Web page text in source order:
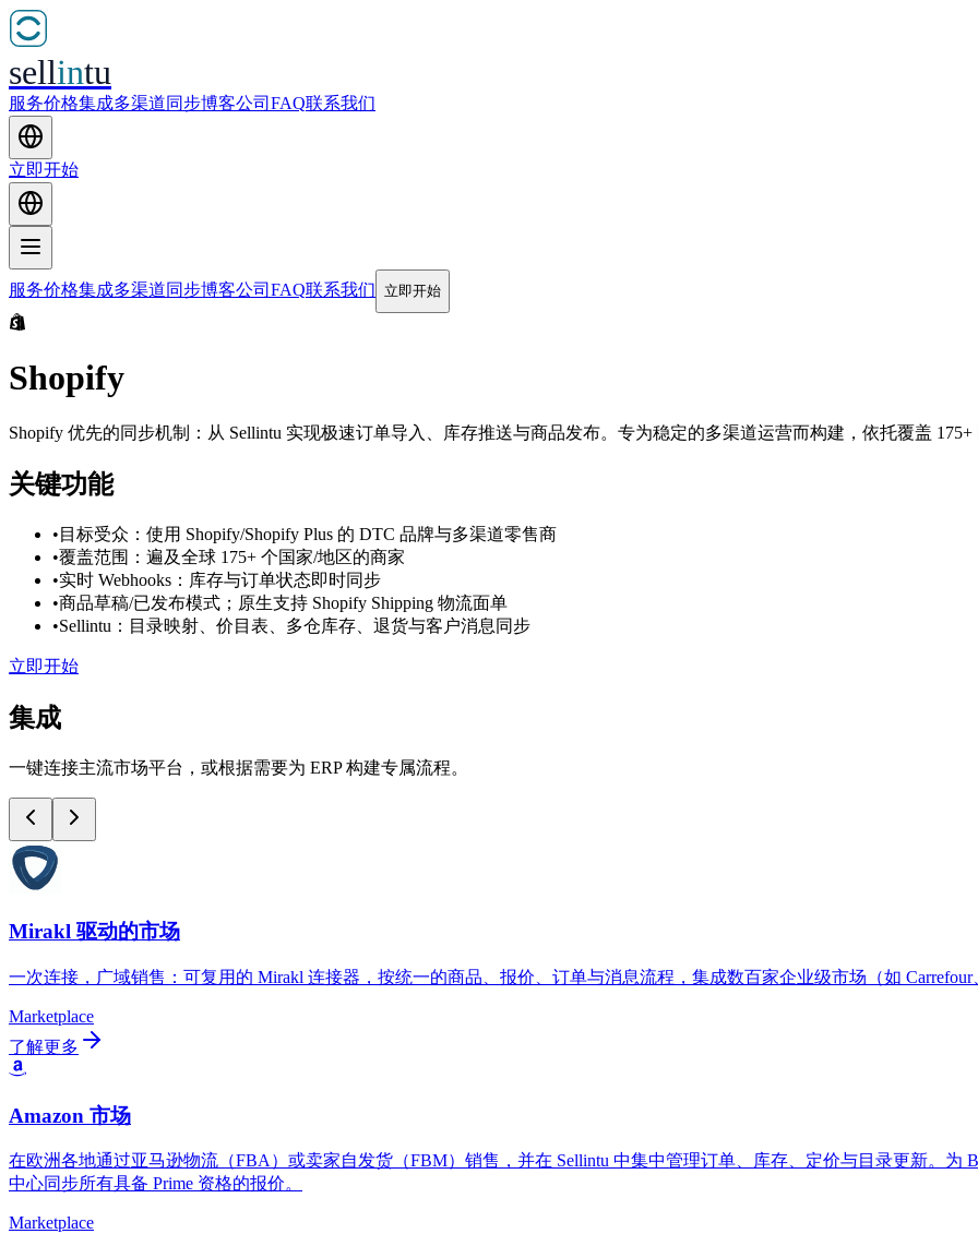
sellintu
服务价格集成多渠道同步博客公司 FAQ联系我们
立即开始
服务价格集成多渠道同步博客公司 FAQ联系我们 立即开始
Shopify
Shopify 优先的同步机制：从 Sellintu 实现极速订单导入、库存推送与商品发布。专为稳定的多渠道运营而构建，依托覆盖 175+
关键功能
• 目标受众：使用 Shopify/Shopify Plus 的 DTC 品牌与多渠道零售商
•覆盖范围：遍及全球 175+ 个国家/地区的商家
•实时 Webhooks：库存与订单状态即时同步
•商品草稿/已发布模式；原生支持 Shopify Shipping 物流面单
•Sellintu：目录映射、价目表、多仓库存、退货与客户消息同步
立即开始
集成
一键连接主流市场平台，或根据需要为 ERP 构建专属流程。
Mirakl 驱动的市场
一次连接，广域销售：可复用的 Mirakl 连接器，按统一的商品、报价、订单与消息流程，集成数百家企业级市场（如 Carrefour
Marketplace
了解更多
Amazon 市场
在欧洲各地通过亚马逊物流（FBA）或卖家自发货（FBM）销售，并在 Sellintu 中集中管理订单、库存、定价与目录更新。为
中心同步所有具备 Prime 资格的报价。
Marketplace